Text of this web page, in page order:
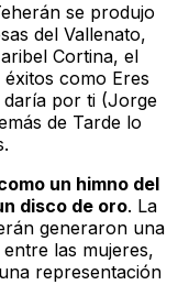
se produjo
del Vallenato,
Cortina, el
como Eres
daría por ti (Jorge
de Tarde lo
un himno del
disco de oro. La
generaron una
las mujeres,
representación